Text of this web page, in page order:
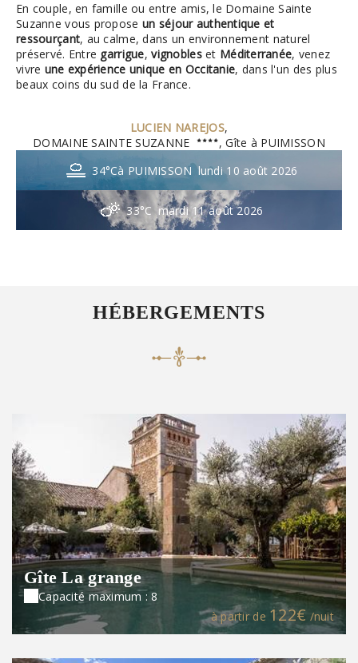
En couple, en famille ou entre amis, le Domaine Sainte
Suzanne vous propose un séjour authentique et
ressourçant, au calme, dans un environnement naturel
préservé. Entre garrigue,vignobleset Méditerranée, venez
vivre une expérience unique en Occitanie, dans l'un des plus
beaux coins du sud de la France.
LUCIEN NAREJOS,
DOMAINE SAINTE SUZANNE
, Gîte à PUIMISSON
34°Cà PUIMISSON lundi 10 août 2026
33°C mardi 11 août 2026
HÉBERGEMENTS
Gîte La grange
Capacité maximum : 8
à partir de 122€ /nuit